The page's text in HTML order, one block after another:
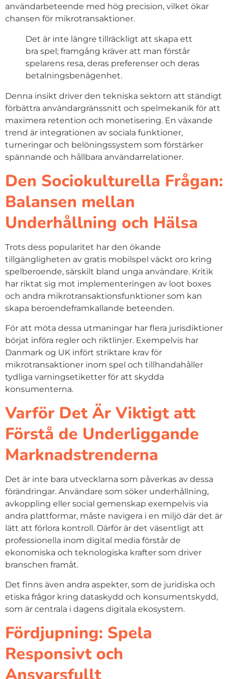
användarbeteende med hög precision, vilket ökar
chansen för mikrotransaktioner.
Det är inte längre tillräckligt att skapa ett
bra spel; framgång kräver att man förstår
spelarens resa, deras preferenser och deras
betalningsbenägenhet.
Denna insikt driver den tekniska sektorn att ständigt
förbättra användargränssnitt och spelmekanik för att
maximera retention och monetisering. En växande
trend är integrationen av sociala funktioner,
turneringar och belöningssystem som förstärker
spännande och hållbara användarrelationer.
Den Sociokulturella Frågan:
Balansen mellan
Underhållning och Hälsa
Trots dess popularitet har den ökande
tillgängligheten av gratis mobilspel väckt oro kring
spelberoende, särskilt bland unga användare. Kritik
har riktat sig mot implementeringen av loot boxes
och andra mikrotransaktionsfunktioner som kan
skapa beroendeframkallande beteenden.
För att möta dessa utmaningar har flera jurisdiktioner
börjat införa regler och riktlinjer. Exempelvis har
Danmark og UK infört striktare krav för
mikrotransaktioner inom spel och tillhandahåller
tydliga varningsetiketter för att skydda
konsumenterna.
Varför Det Är Viktigt att
Förstå de Underliggande
Marknadstrenderna
Det är inte bara utvecklarna som påverkas av dessa
förändringar. Användare som söker underhållning,
avkoppling eller social gemenskap exempelvis via
andra plattformar, måste navigera i en miljö där det är
lätt att förlora kontroll. Därför är det väsentligt att
professionella inom digital media förstår de
ekonomiska och teknologiska krafter som driver
branschen framåt.
Det finns även andra aspekter, som de juridiska och
etiska frågor kring dataskydd och konsumentskydd,
som är centrala i dagens digitala ekosystem.
Fördjupning: Spela
Responsivt och